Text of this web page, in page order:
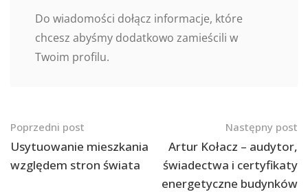
Do wiadomości dołącz informacje, które
chcesz abyśmy dodatkowo zamieścili w
Twoim profilu.
Nawigacja
po
postach
Poprzedni post
Usytuowanie mieszkania
względem stron świata
Następny post
Artur Kołacz – audytor,
świadectwa i certyfikaty
energetyczne budynków